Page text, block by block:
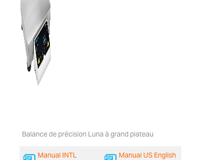
Balance de précision Luna à grand plateau
Manual INTL
Manual US English